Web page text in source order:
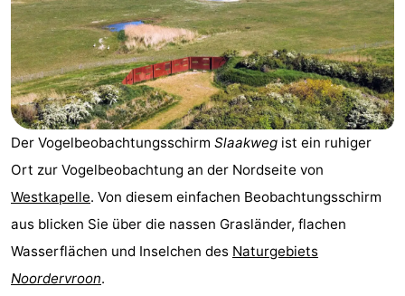
Webcam
Strand
Übernachten
Appartements
-
Loverendale
Résidence
Campingplätze
Der Vogelbeobachtungsschirm Slaakweg ist ein ruhiger
Ort zur Vogelbeobachtung an der Nordseite von
Westkapelle. Von diesem einfachen Beobachtungsschirm
aus blicken Sie über die nassen Grasländer, flachen
Wasserflächen und Inselchen des Naturgebiets
Noordervroon.